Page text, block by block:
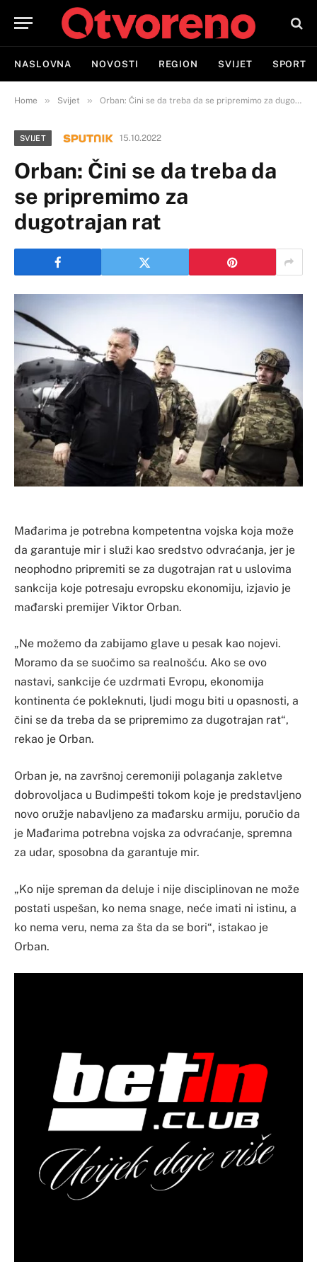
NASLOVNA NOVOSTI REGION SVIJET SPORT
Home » Svijet » Orban: Čini se da treba da se pripremimo za dugotrajan rat
SVIJET 15.10.2022
Orban: Čini se da treba da
se pripremimo za
dugotrajan rat
Mađarima je potrebna kompetentna vojska koja može
da garantuje mir i služi kao sredstvo odvraćanja, jer je
neophodno pripremiti se za dugotrajan rat u uslovima
sankcija koje potresaju evropsku ekonomiju, izjavio je
mađarski premijer Viktor Orban.
„Ne možemo da zabijamo glave u pesak kao nojevi.
Moramo da se suočimo sa realnošću. Ako se ovo
nastavi, sankcije će uzdrmati Evropu, ekonomija
kontinenta će pokleknuti, ljudi mogu biti u opasnosti, a
čini se da treba da se pripremimo za dugotrajan rat“,
rekao je Orban.
Orban je, na završnoj ceremoniji polaganja zakletve
dobrovoljaca u Budimpešti tokom koje je predstavljeno
novo oružje nabavljeno za mađarsku armiju, poručio da
je Mađarima potrebna vojska za odvraćanje, spremna
za udar, sposobna da garantuje mir.
„Ko nije spreman da deluje i nije disciplinovan ne može
postati uspešan, ko nema snage, neće imati ni istinu, a
ko nema veru, nema za šta da se bori“, istakao je
Orban.